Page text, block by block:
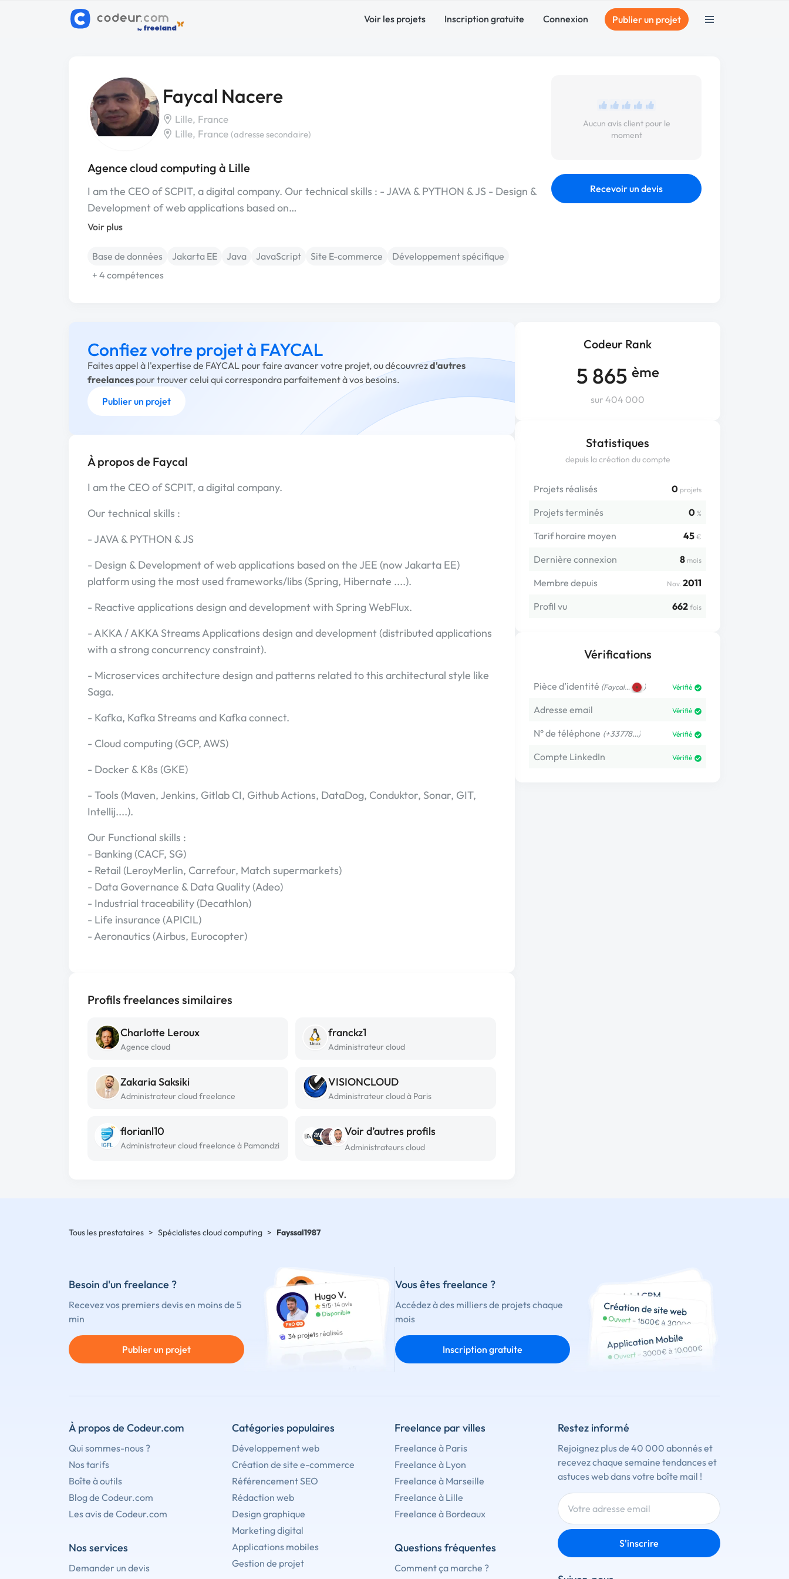
Voir les projets Inscription gratuite Connexion Publier un projet
Faycal Nacere
Lille, France
Lille, France (adresse secondaire)
Agence cloud computing à Lille
I am the CEO of SCPIT, a digital company. Our technical skills : - JAVA & PYTHON & JS - Design &
Development of web applications based on…
Voir plus
Base de données Jakarta EE Java JavaScript Site E-commerce
Développement spécifique
+ 4 compétences
Aucun avis client pour le
moment
Recevoir un devis
Codeur Rank
5 865 ème
sur 404 000
Statistiques
depuis la création du compte
Projets réalisés 0 projets
Projets terminés 0 %
Tarif horaire moyen 45 €
Dernière connexion 8 mois
Membre depuis Nov. 2011
Profil vu
662 fois
Vérifications
Pièce d’identité (Faycal… ) Vérifié
Adresse email Vérifié
N° de téléphone (+33778…) Vérifié
Compte LinkedIn Vérifié
Confiez votre projet à FAYCAL
Faites appel à l'expertise de FAYCAL pour faire avancer votre projet, ou découvrezd'autres
freelances pour trouver celui qui correspondra parfaitement à vos besoins.
Publier un projet
À propos de Faycal
I am the CEO of SCPIT, a digital company.
Our technical skills :
- JAVA & PYTHON & JS
- Design & Development of web applications based on the JEE (now Jakarta EE)
platform using the most used frameworks/libs (Spring, Hibernate ....).
- Reactive applications design and development with Spring WebFlux.
- AKKA / AKKA Streams Applications design and development (distributed applications
with a strong concurrency constraint).
- Microservices architecture design and patterns related to this architectural style like
Saga.
- Kafka, Kafka Streams and Kafka connect.
- Cloud computing (GCP, AWS)
- Docker & K8s (GKE)
- Tools (Maven, Jenkins, Gitlab CI, Github Actions, DataDog, Conduktor, Sonar, GIT,
Intellij....).
Our Functional skills :
- Banking (CACF, SG)
- Retail (LeroyMerlin, Carrefour, Match supermarkets)
- Data Governance & Data Quality (Adeo)
- Industrial traceability (Decathlon)
- Life insurance (APICIL)
- Aeronautics (Airbus, Eurocopter)
Profils freelances similaires
Charlotte Leroux
Agence cloud
franckz1
Administrateur cloud
Zakaria Saksiki
Administrateur cloud freelance
VISIONCLOUD
Administrateur cloud à Paris
florianl10
Administrateur cloud freelance à Pamandzi
Voir d’autres profils
Administrateurs cloud
Tous les prestataires > Spécialistes cloud computing > Fayssal1987
Besoin d'un freelance ?
Recevez vos premiers devis en moins de 5
min
Publier un projet
Vous êtes freelance ?
Accédez à des milliers de projets chaque
mois
Inscription gratuite
À propos de Codeur.com
Qui sommes-nous ?
Nos tarifs
Boîte à outils
Blog de Codeur.com
Les avis de Codeur.com
Nos services
Demander un devis
Catégories populaires
Développement web
Création de site e-commerce
Référencement SEO
Rédaction web
Design graphique
Marketing digital
Applications mobiles
Gestion de projet
Freelance par villes
Freelance à Paris
Freelance à Lyon
Freelance à Marseille
Freelance à Lille
Freelance à Bordeaux
Questions fréquentes
Comment ça marche ?
Restez informé
Rejoignez plus de 40 000 abonnés et
recevez chaque semaine tendances et
astuces web dans votre boîte mail !
S'inscrire